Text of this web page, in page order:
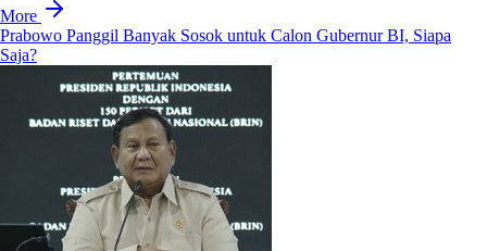
More
Prabowo Panggil Banyak Sosok untuk Calon Gubernur BI, Siapa
Saja?